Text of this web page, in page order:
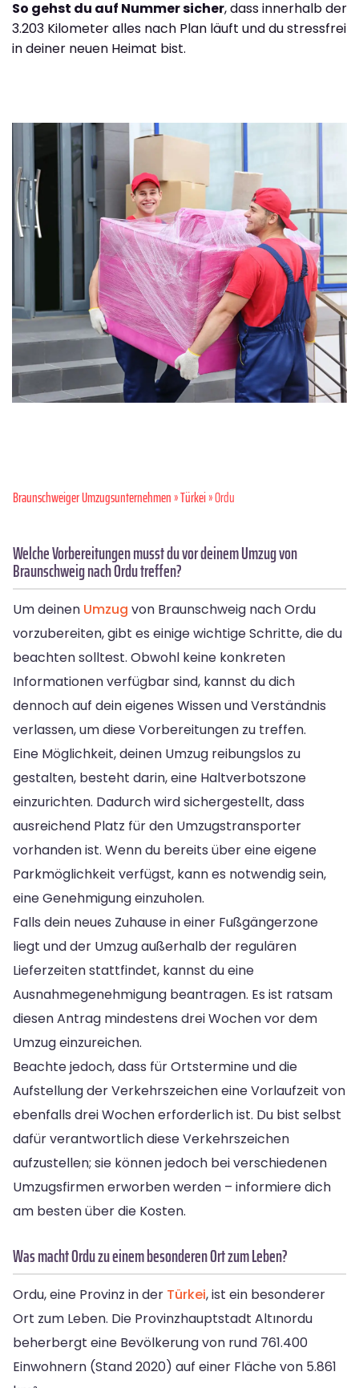
So gehst du auf Nummer sicher, dass innerhalb der
3.203 Kilometer alles nach Plan läuft und du stressfrei
in deiner neuen Heimat bist.
Braunschweiger Umzugsunternehmen»Türkei» Ordu
Welche Vorbereitungen musst du vor deinem Umzug von
Braunschweig nach Ordu treffen?
Um deinen Umzug von Braunschweig nach Ordu
vorzubereiten, gibt es einige wichtige Schritte, die du
beachten solltest. Obwohl keine konkreten
Informationen verfügbar sind, kannst du dich
dennoch auf dein eigenes Wissen und Verständnis
verlassen, um diese Vorbereitungen zu treffen.
Eine Möglichkeit, deinen Umzug reibungslos zu
gestalten, besteht darin, eine Haltverbotszone
einzurichten. Dadurch wird sichergestellt, dass
ausreichend Platz für den Umzugstransporter
vorhanden ist. Wenn du bereits über eine eigene
Parkmöglichkeit verfügst, kann es notwendig sein,
eine Genehmigung einzuholen.
Falls dein neues Zuhause in einer Fußgängerzone
liegt und der Umzug außerhalb der regulären
Lieferzeiten stattfindet, kannst du eine
Ausnahmegenehmigung beantragen. Es ist ratsam
diesen Antrag mindestens drei Wochen vor dem
Umzug einzureichen.
Beachte jedoch, dass für Ortstermine und die
Aufstellung der Verkehrszeichen eine Vorlaufzeit von
ebenfalls drei Wochen erforderlich ist. Du bist selbst
dafür verantwortlich diese Verkehrszeichen
aufzustellen; sie können jedoch bei verschiedenen
Umzugsfirmen erworben werden – informiere dich
am besten über die Kosten.
Was macht Ordu zu einem besonderen Ort zum Leben?
Ordu, eine Provinz in der Türkei, ist ein besonderer
Ort zum Leben. Die Provinzhauptstadt Altınordu
beherbergt eine Bevölkerung von rund 761.400
Einwohnern (Stand 2020) auf einer Fläche von 5.861